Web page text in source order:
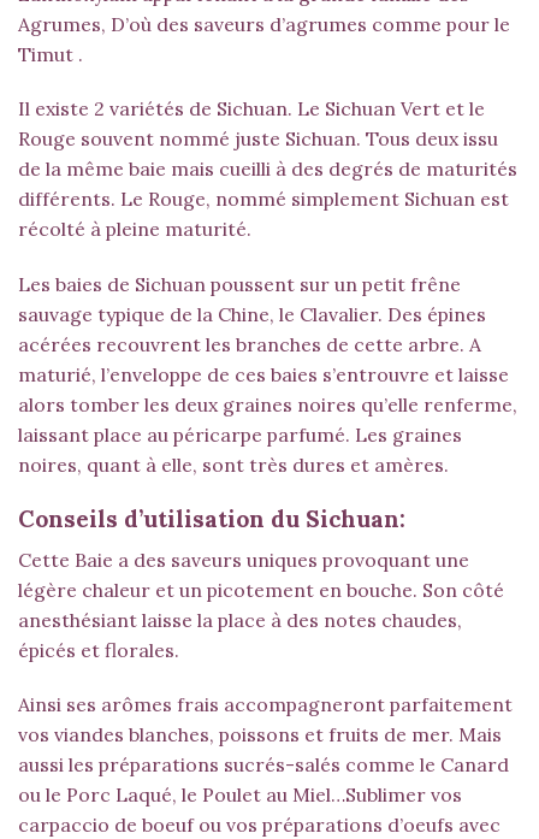
Agrumes, D’où des saveurs d’agrumes comme pour le
Timut .
Il existe 2 variétés de Sichuan. Le Sichuan Vert et le
Rouge souvent nommé juste Sichuan. Tous deux issu
de la même baie mais cueilli à des degrés de maturités
différents. Le Rouge, nommé simplement Sichuan est
récolté à pleine maturité.
Les baies de Sichuan poussent sur un petit frêne
sauvage typique de la Chine, le Clavalier. Des épines
acérées recouvrent les branches de cette arbre. A
maturié, l’enveloppe de ces baies s’entrouvre et laisse
alors tomber les deux graines noires qu’elle renferme,
laissant place au péricarpe parfumé. Les graines
noires, quant à elle, sont très dures et amères.
Conseils d’utilisation du Sichuan:
Cette Baie a des saveurs uniques provoquant une
légère chaleur et un picotement en bouche. Son côté
anesthésiant laisse la place à des notes chaudes,
épicés et florales.
Ainsi ses arômes frais accompagneront parfaitement
vos viandes blanches, poissons et fruits de mer. Mais
aussi les préparations sucrés-salés comme le Canard
ou le Porc Laqué, le Poulet au Miel…Sublimer vos
carpaccio de boeuf ou vos préparations d’oeufs avec